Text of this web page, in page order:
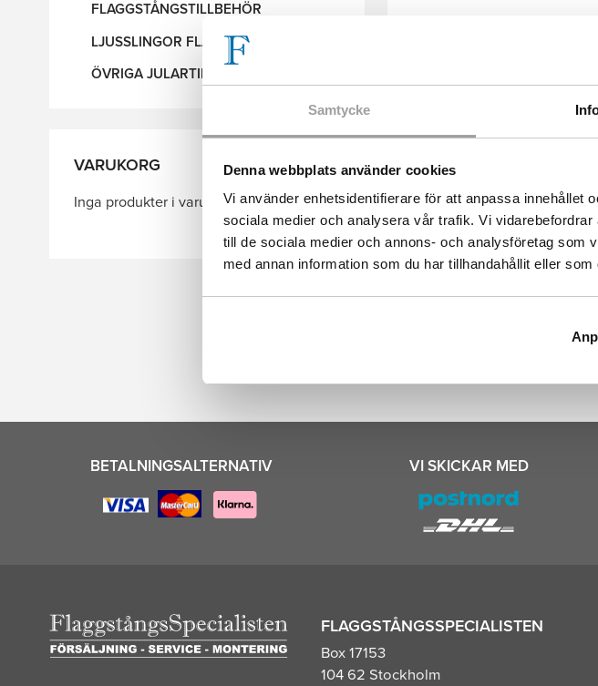
Samtycke
Denna webbplats använder cookies
Vi använder enhetsidentifierare för att anpassa innehållet
sociala medier och analysera vår trafik. Vi
till de sociala medier och annons- och analysföretag som
med annan information som du har tillhandahållit eller
Prideflaggorna är
polyester.
alla fållar med
FLAGGSTÅNGSTILLBEHÖR
LJUSSLINGOR FLAGGSTÅNG
ÖVRIGA JULARTIKLAR
VARUKORG
Inga produkter i varukorgen.
BETALNINGSALTERNATIV VI SKICKAR MED
FLAGGSTÅNGSSPECIALISTEN
Box 17153
104 62 Stockholm